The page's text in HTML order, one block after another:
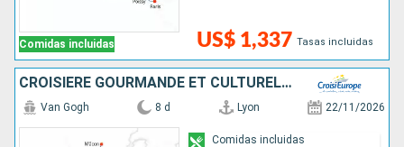
Comidas incluidas US$ 1,337 Tasas incluidas
CROISIÈRE GOURMANDE ET CULTURELLE AU FIL DE LA SAÔNE ET DU RHÔNE, L'ART DE VIVRE À LA FRANÇAISE
Van Gogh 8 d Lyon 22/11/2026
Comidas incluidas